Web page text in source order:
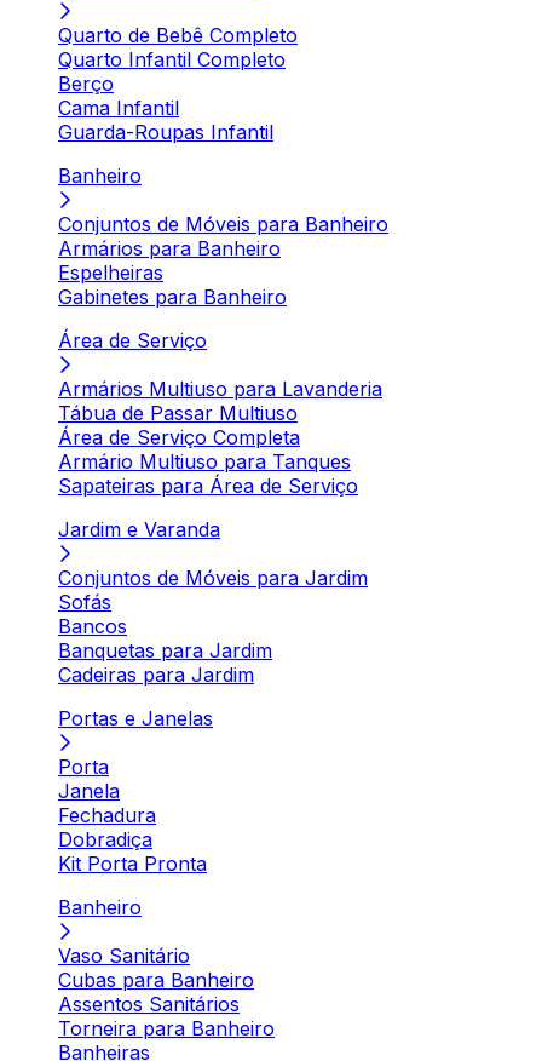
Quarto de Bebê Completo
Quarto Infantil Completo
Berço
Cama Infantil
Guarda-Roupas Infantil
Banheiro
Conjuntos de Móveis para Banheiro
Armários para Banheiro
Espelheiras
Gabinetes para Banheiro
Área de Serviço
Armários Multiuso para Lavanderia
Tábua de Passar Multiuso
Área de Serviço Completa
Armário Multiuso para Tanques
Sapateiras para Área de Serviço
Jardim e Varanda
Conjuntos de Móveis para Jardim
Sofás
Bancos
Banquetas para Jardim
Cadeiras para Jardim
Portas e Janelas
Porta
Janela
Fechadura
Dobradiça
Kit Porta Pronta
Banheiro
Vaso Sanitário
Cubas para Banheiro
Assentos Sanitários
Torneira para Banheiro
Banheiras